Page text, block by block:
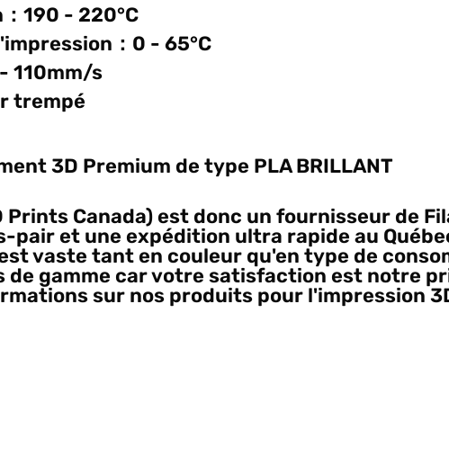
190 - 220°C
：0 - 65°C
110mm/s
trempé
3D Premium de type PLA BRILLANT
Prints Canada) est donc un fournisseur de
pair et une expédition ultra rapide au
vaste tant en couleur qu'en type de
de gamme car votre satisfaction est notre
sur nos produits pour l'impression